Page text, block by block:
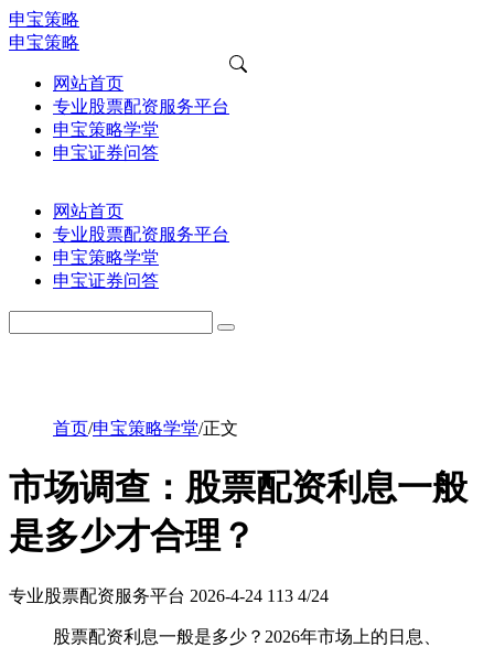
申宝策略
申宝策略
网站首页
专业股票配资服务平台
申宝策略学堂
申宝证券问答
网站首页
专业股票配资服务平台
申宝策略学堂
申宝证券问答
首页/申宝策略学堂/正文
市场调查：股票配资利息一般
是多少才合理？
专业股票配资服务平台 2026-4-24 113 4/24
股票配资利息一般是多少？2026年市场上的日息、